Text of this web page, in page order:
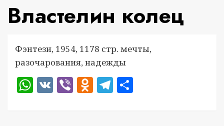
Властелин колец
Фэнтези, 1954, 1178 стр. мечты,
разочарования, надежды
WhatsApp
VKViberOdnoklassniki
Telegram